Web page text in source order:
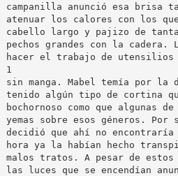
campanilla anunció esa brisa
atenuar los calores con los
cabello largo y pajizo de
pechos grandes con la
hacer el trabajo de utensilios
1
sin manga. Mabel temía por la
tenido algún tipo de cortina
bochornoso como que algunas
yemas sobre esos géneros.
decidió que ahí no encontraría
hora ya la habían hecho
malos tratos. A pesar de
las luces que se encendían